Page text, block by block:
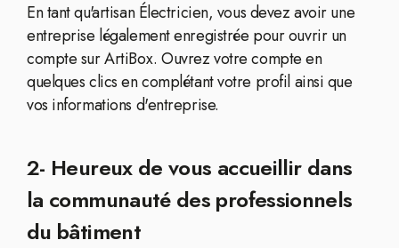
En tant qu'artisan Électricien, vous devez avoir une
entreprise légalement enregistrée pour ouvrir un
compte sur ArtiBox. Ouvrez votre compte en
quelques clics en complétant votre profil ainsi que
vos informations d'entreprise.
2- Heureux de vous accueillir dans
la communauté des professionnels
du bâtiment